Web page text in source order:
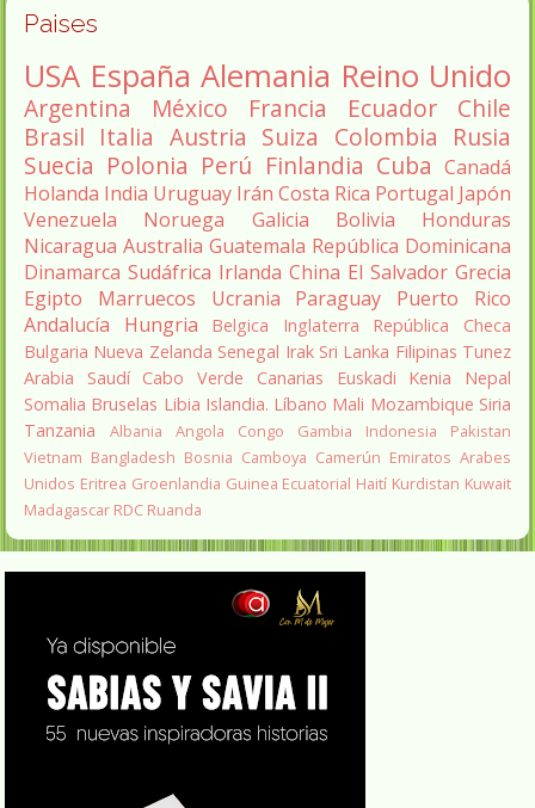
Paises
USA España Alemania Reino Unido
Argentina México Francia Ecuador
Chile
Brasil Italia Austria Suiza Colombia Rusia
Suecia Polonia Perú Finlandia Cuba Canadá
Holanda India Uruguay Irán Costa Rica Portugal Japón
Venezuela
Noruega Galicia Bolivia
Honduras
Nicaragua Australia Guatemala República Dominicana
Dinamarca Sudáfrica Irlanda China El Salvador Grecia
Egipto
Marruecos Ucrania Paraguay
Puerto Rico
Andalucía
Hungria Belgica Inglaterra
República Checa
Bulgaria Nueva Zelanda Senegal Irak Sri Lanka Filipinas Tunez
Arabia Saudí Cabo Verde Canarias Euskadi Kenia
Nepal
Somalia Bruselas Libia Islandia. Líbano Mali Mozambique Siria
Tanzania
Albania Angola Congo Gambia Indonesia
Pakistan
Vietnam Bangladesh Bosnia Camboya Camerún Emiratos Arabes
Unidos Eritrea Groenlandia Guinea Ecuatorial Haití Kurdistan Kuwait
Madagascar RDC Ruanda